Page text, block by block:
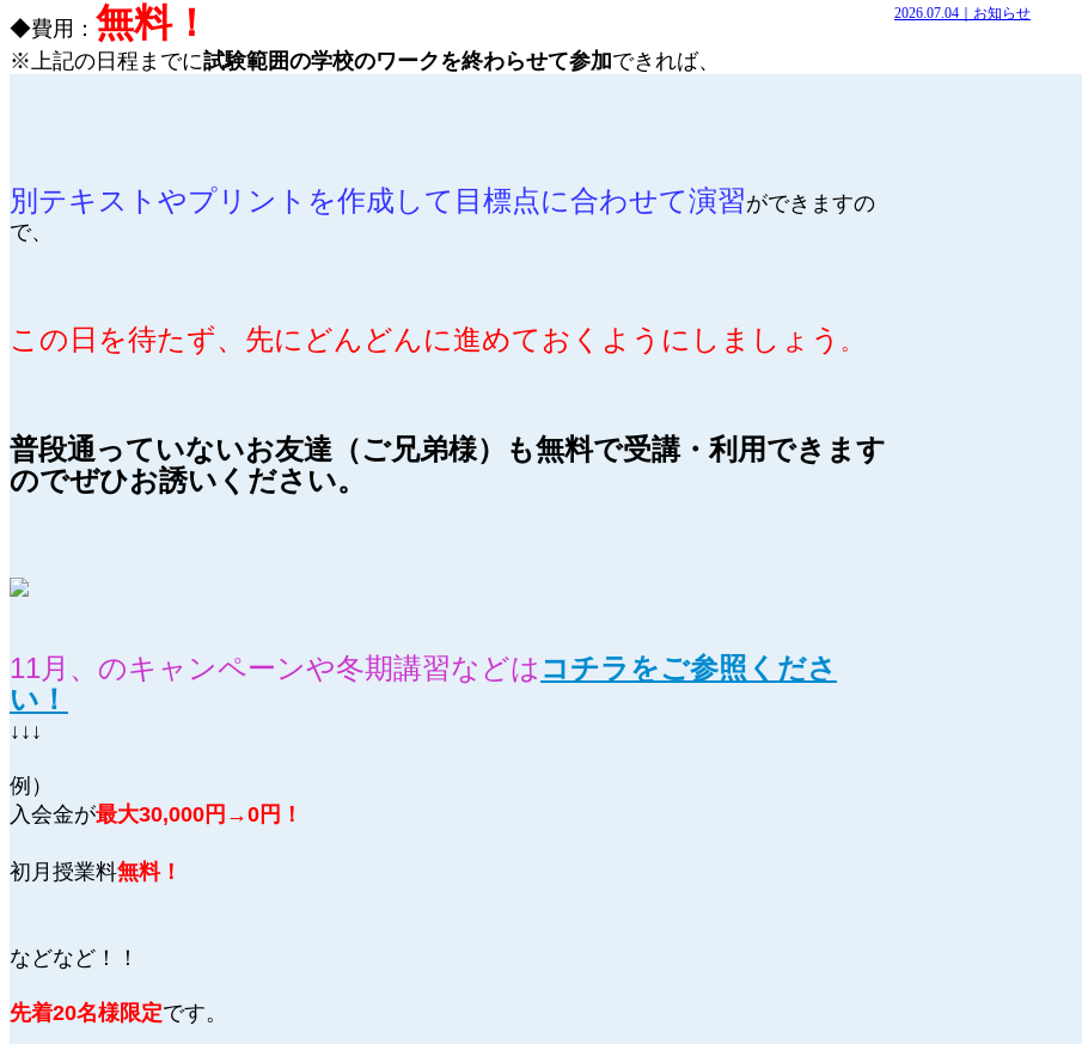
◆費用： 無料！
※上記の日程までに試験範囲の学校のワークを終わらせて参加できれば、
別テキストやプリントを作成して目標点に合わせて演習ができますの
で、
この日を待たず、先にどんどんに進めておくようにしましょう 。
普段通っていないお友達（ご兄弟様）も無料で受講・利用できます
のでぜひお誘いください。
11月、のキャンペーンや冬期講習などは コチラをご参照くださ
い！
↓↓↓
例）
入会金が最大30,000円→0円！
初月授業料無料！
などなど！！
先着20名様限定です。
2026.07.04｜お知らせ